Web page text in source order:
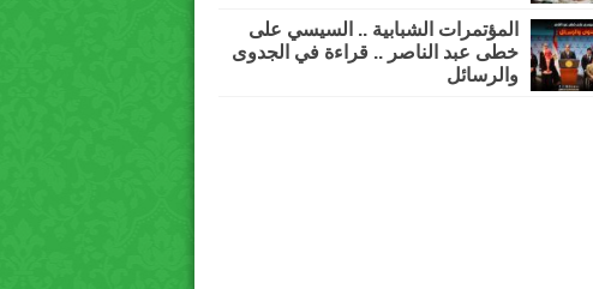
المؤتمرات الشبابية .. السيسي على
خطى عبد الناصر .. قراءة في الجدوى
والرسائل